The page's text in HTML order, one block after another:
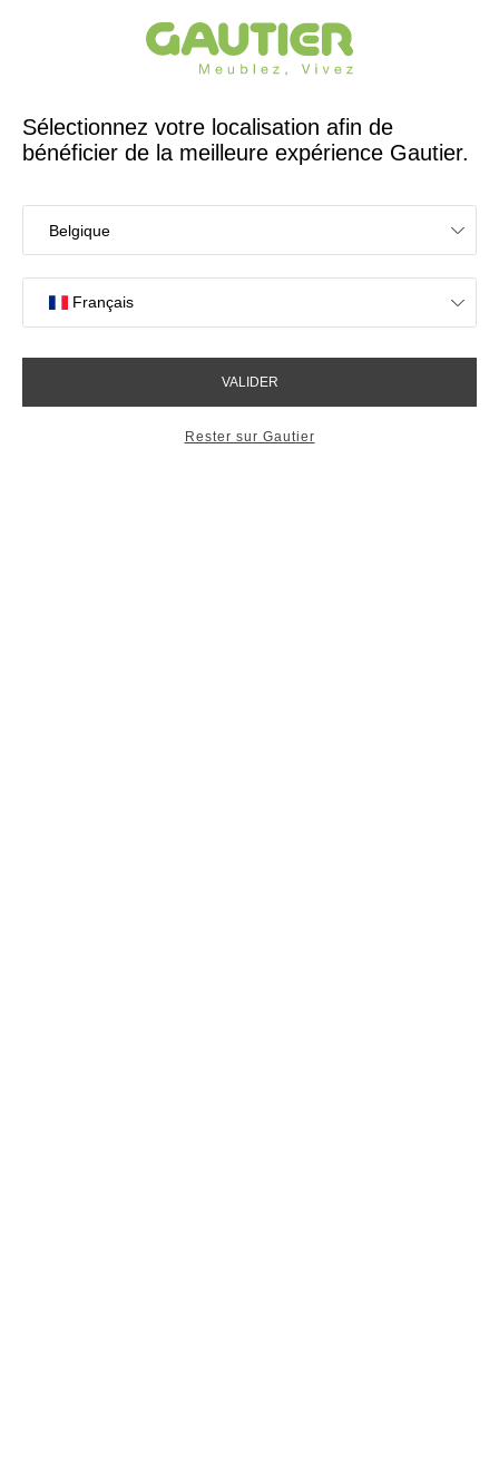
Créateur et fabricant français depuis 65 ans
Accueil Chambre Tiroirs de lit